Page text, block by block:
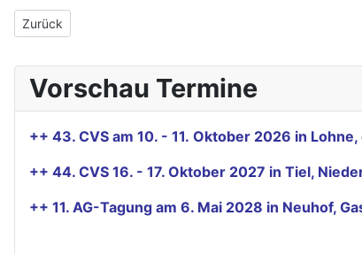
Vorheriger Beitrag: Einladung zur 8. Fachtagung
Zurück
Vorschau Termine
++ 43. CVS am 10. - 11. Oktober 2026 in
++ 44. CVS 16. - 17. Oktober 2027 in Tiel,
++ 11. AG-Tagung am 6. Mai 2028 in Neuhof,